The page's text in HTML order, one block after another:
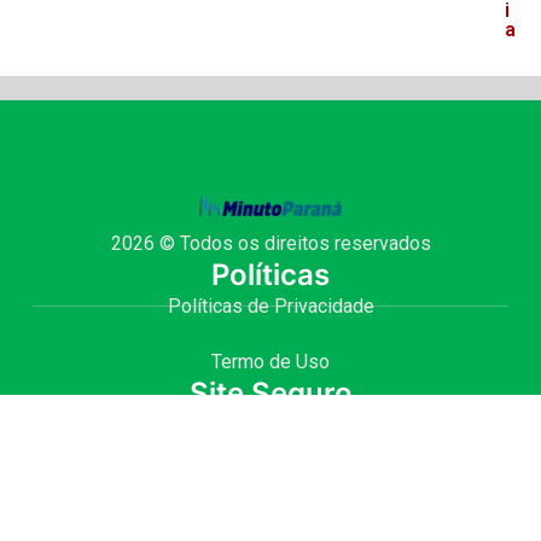
i
a
2026 © Todos os direitos reservados
Políticas
Políticas de Privacidade
Termo de Uso
Site Seguro